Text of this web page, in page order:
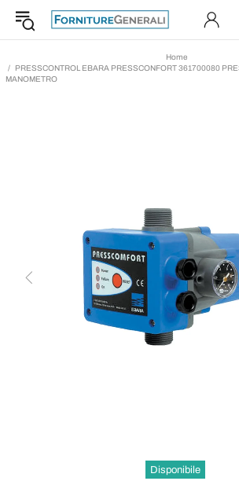
Home
PRESSCONTROL EBARA PRESSCONFORT 361700080
MANOMETRO
Disponibile